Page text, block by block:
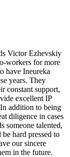
Victor Ezhevskiy
workers for more
have Ineureka
years. They
constant support,
excellent IP
addition to being
diligence in cases
someone talented,
hard pressed to
our sincere
in the future.